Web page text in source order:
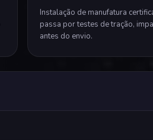
Instalação de manufatura
passa por testes de tração,
antes do envio.